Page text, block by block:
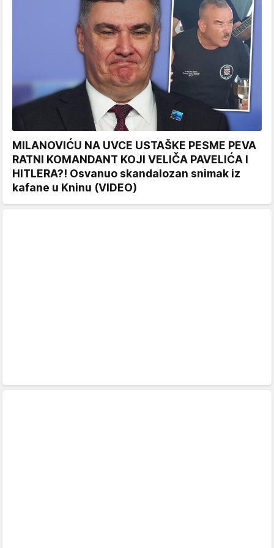
MILANOVIĆU NA UVCE USTAŠKE PESME PEVA
RATNI KOMANDANT KOJI VELIČA PAVELIĆA I
HITLERA?! Osvanuo skandalozan snimak iz
kafane u Kninu (VIDEO)